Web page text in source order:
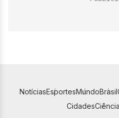
NotíciasEsportesMundoBrasil
CidadesCiência